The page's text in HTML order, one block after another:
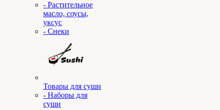
- Растительное
масло, соусы,
уксус
- Снеки
Товары для суши
- Наборы для
суши